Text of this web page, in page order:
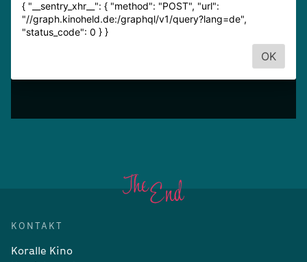
KONTAKT
Koralle Kino